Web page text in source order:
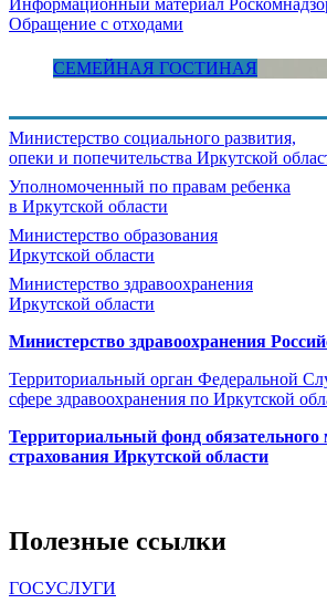
Информационный материал
Обращение с отходами
СЕМЕЙНАЯ ГОСТИНАЯ
Министерство социального развития,
опеки и попечительства Иркутской
Уполномоченный по правам ребенка
в Иркутской области
Министерство образования
Иркутской области
Министерство здравоохранения
Иркутской области
Министерство здравоохранения
Территориальный орган Федеральной
сфере здравоохранения по Иркутской
Территориальный фонд обязательного
страхования Иркутской области
Полезные ссылки
ГОСУСЛУГИ